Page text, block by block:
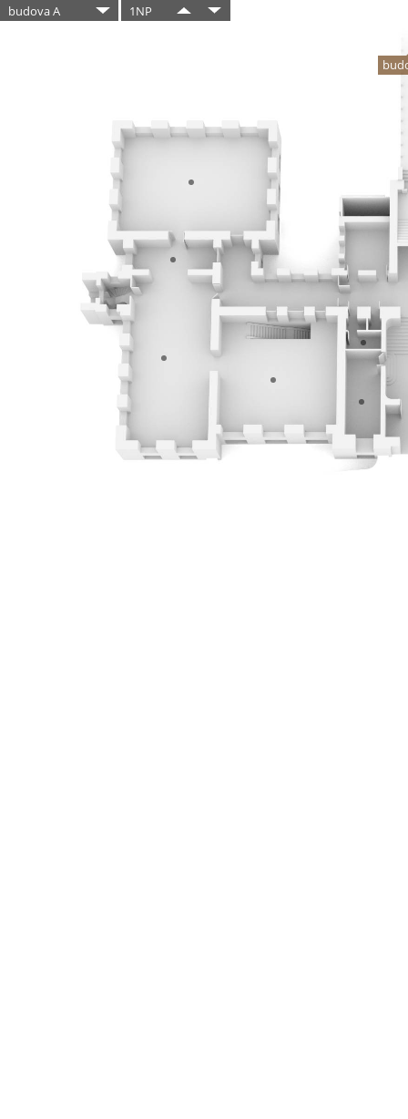
budova A 1NP